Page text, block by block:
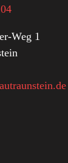
Weg 1